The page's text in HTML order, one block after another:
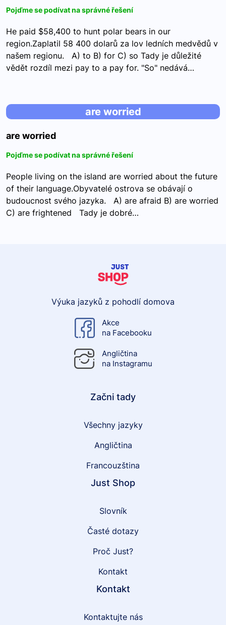
Pojďme se podívat na správné řešení
He paid $58,400 to hunt polar bears in our
region.Zaplatil 58 400 dolarů za lov ledních medvědů v
našem regionu. A) to B) for C) so Tady je důležité
vědět rozdíl mezi pay to a pay for. "So" nedává…
are worried
are worried
Pojďme se podívat na správné řešení
People living on the island are worried about the future
of their language.Obyvatelé ostrova se obávají o
budoucnost svého jazyka. A) are afraid B) are worried
C) are frightened Tady je dobré…
Výuka jazyků z pohodlí domova
Akce
na Facebooku
Angličtina
na Instagramu
Začni tady
Všechny jazyky
Angličtina
Francouzština
Just Shop
Slovník
Časté dotazy
Proč Just?
Kontakt
Kontakt
Kontaktujte nás